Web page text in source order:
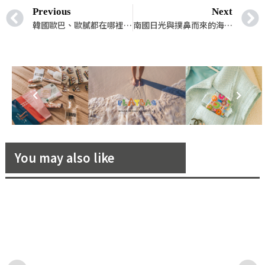
Previous
韓國歐巴、歐膩都在哪裡舉辦婚禮？盤點 3 對韓國名人的婚禮場地！
Next
南國日光與撲鼻而來的海洋氣息，全台唯一擁有 270° 海景、愛情碉堡的「嵐翎白砂渡假莊園」打造妳夢寐以求的戶外浪漫婚禮！
You may also like